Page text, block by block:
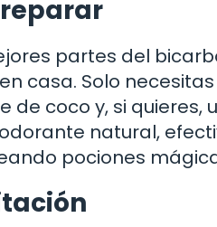
partes del
casa. Solo
de coco y, si quieres,
natural,
pociones